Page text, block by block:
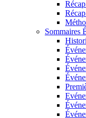
Sommaires